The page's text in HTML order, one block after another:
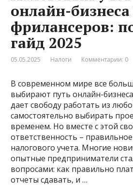
онлайн-
фрилансеров:
гайд 2025
05.05.2025 Налоги Комментарии: 0
В современном мире все
выбирают путь онлайн-
дает свободу работать из
самостоятельно выбирать
временем. Но вместе с этой
ответственность –
налогового учета. Многие
опытные предприниматели
вопросами: как правильно
отчеты сдавать, и …